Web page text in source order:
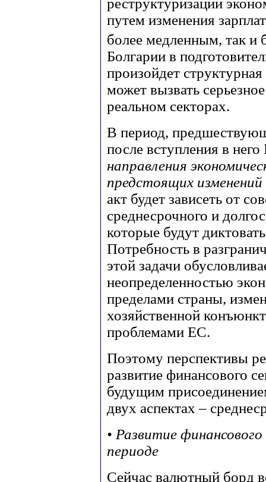
путем изменения
более медленным, так и
Болгарии в
произойдет
может вызвать
реальном секторах.
В период,
после вступления в
направления
предстоящих
акт будет зависеть от
среднесрочного и
которые будут
Потребность в
этой задачи
неопределенностью
пределами страны,
хозяйственной
проблемами ЕС.
Поэтому перспективы
развитие финансового
будущим
двух аспектах –
• Развитие
периоде
Сейчас валютный борд